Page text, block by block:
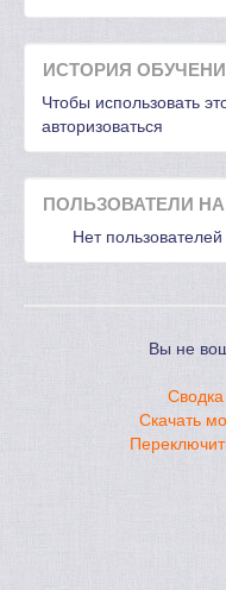
ИСТОРИЯ
Чтобы использовать
авторизоваться
ПОЛЬЗОВАТЕЛИ
Нет
Вы не
Скачать